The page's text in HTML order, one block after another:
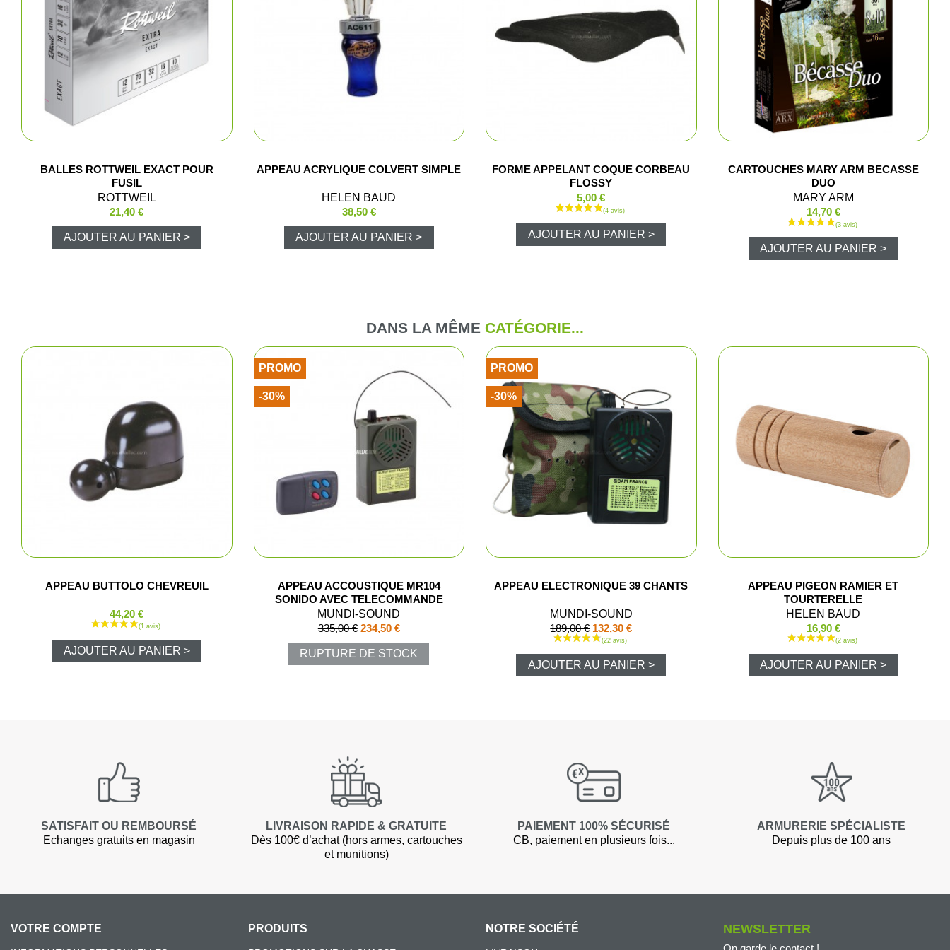
Femme et enfant
Accessoires
Combinaisons
Pulls et polaire
Chemises
Blousons de chasse
Veste de balltrap
Pantalons et shorts
Gilets
T-shirts, polos et chemises
Chaussures
Shorts
T-shirts et polos
Ensembles Pluie
BALLES ROTTWEIL EXACT POUR
FUSIL
ROTTWEIL
21,40 €
AJOUTER AU PANIER >
APPEAU ACRYLIQUE COLVERT SIMPLE
HELEN BAUD
38,50 €
AJOUTER AU PANIER >
FORME APPELANT COQUE CORBEAU
FLOSSY
5,00 €
AJOUTER AU PANIER >
CARTOUCHES MARY ARM BECASSE
DUO
MARY ARM
14,70 €
AJOUTER AU PANIER >
DANS LA MÊME CATÉGORIE...
APPEAU BUTTOLO CHEVREUIL
44,20 €
AJOUTER AU PANIER >
APPEAU ACCOUSTIQUE MR104
SONIDO AVEC TELECOMMANDE
MUNDI-SOUND
335,00 € 234,50 €
RUPTURE DE STOCK
PROMO
-30%
APPEAU ELECTRONIQUE 39 CHANTS
MUNDI-SOUND
189,00 € 132,30 €
AJOUTER AU PANIER >
PROMO
-30%
APPEAU PIGEON RAMIER ET
TOURTERELLE
HELEN BAUD
16,90 €
AJOUTER AU PANIER >
SATISFAIT OU REMBOURSÉ
Echanges gratuits en magasin
LIVRAISON RAPIDE & GRATUITE
Dès 100€ d’achat (hors armes, cartouches
et munitions)
PAIEMENT 100% SÉCURISÉ
CB, paiement en plusieurs fois...
ARMURERIE SPÉCIALISTE
Depuis plus de 100 ans
VOTRE COMPTE PRODUITS NOTRE SOCIÉTÉ NEWSLETTER